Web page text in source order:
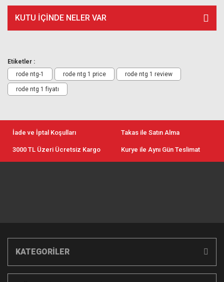
KUTU İÇİNDE NELER VAR
Etiketler :
rode ntg-1
rode ntg 1 price rode ntg 1 review
rode ntg 1 fiyatı
İade ve İptal Koşulları Takas ile Satın Alma
3000 TL Üzeri Ücretsiz Kargo Kurye ile Aynı Gün Teslimat
KATEGORİLER